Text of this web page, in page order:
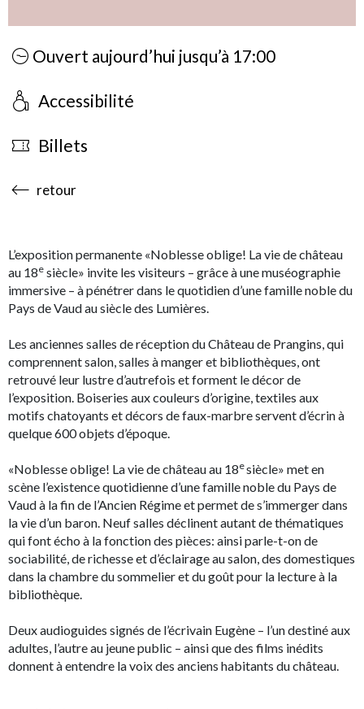
Ouvert aujourd’hui jusqu’à 17:00
Accessibilité
Billets
accessibility.sr-only.body-term
retour
L’exposition permanente «Noblesse oblige! La vie de château
au 18e siècle» invite les visiteurs – grâce à une muséographie
immersive – à pénétrer dans le quotidien d’une famille noble du
Pays de Vaud au siècle des Lumières.
Les anciennes salles de réception du Château de Prangins, qui
comprennent salon, salles à manger et bibliothèques, ont
retrouvé leur lustre d’autrefois et forment le décor de
l’exposition. Boiseries aux couleurs d’origine, textiles aux
motifs chatoyants et décors de faux-marbre servent d’écrin à
quelque 600 objets d’époque.
«Noblesse oblige! La vie de château au 18esiècle» met en
scène l’existence quotidienne d’une famille noble du Pays de
Vaud à la fin de l’Ancien Régime et permet de s’immerger dans
la vie d’un baron. Neuf salles déclinent autant de thématiques
qui font écho à la fonction des pièces: ainsi parle-t-on de
sociabilité, de richesse et d’éclairage au salon, des domestiques
dans la chambre du sommelier et du goût pour la lecture à la
bibliothèque.
Deux audioguides signés de l’écrivain Eugène – l’un destiné aux
adultes, l’autre au jeune public – ainsi que des films inédits
donnent à entendre la voix des anciens habitants du château.